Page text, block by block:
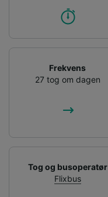
Frekvens
27 tog om dagen
Tog og busoperatør
Flixbus